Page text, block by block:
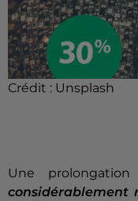
Crédit : Unsplash
Une
considérablement